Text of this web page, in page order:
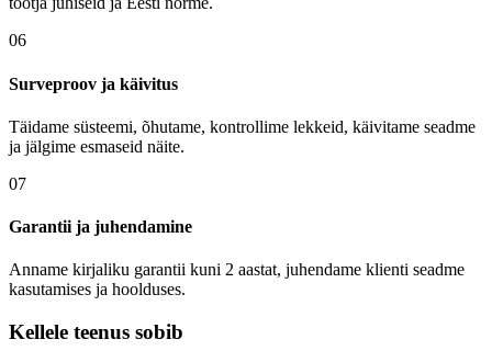
06
Surveproov ja käivitus
Täidame süsteemi, õhutame, kontrollime lekkeid, käivitame seadme
ja jälgime esmaseid näite.
07
Garantii ja juhendamine
Anname kirjaliku garantii kuni 2 aastat, juhendame klienti seadme
kasutamises ja hoolduses.
Kellele teenus sobib